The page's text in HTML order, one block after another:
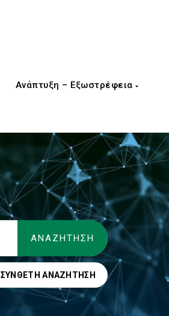
Ανάπτυξη – Εξωστρέφεια
ΣΎΝΘΕΤΗ ΑΝΑΖΉΤΗΣΗ